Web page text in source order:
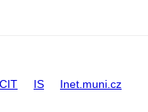
CIT IS Inet.muni.cz